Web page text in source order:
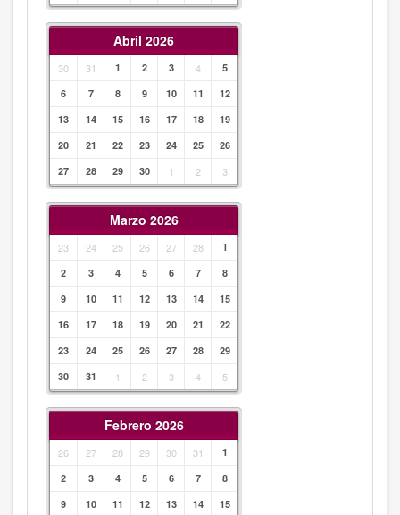
Abril 2026
30 31 1 2 3 4
5
6
7 8 9 10 11
12
13
14 15 16 17 18
19
20
21 22 23 24 25
26
27
28 29 30 1 2 3
Marzo 2026
23 24 25 26 27 28
1
2
3 4 5 6 7
8
9
10 11 12 13 14
15
16
17 18 19 20 21
22
23
24 25 26 27 28
29
30
31 1 2 3 4 5
Febrero 2026
26 27 28 29 30 31
1
2
3 4 5 6 7
8
9
10 11 12 13 14
15